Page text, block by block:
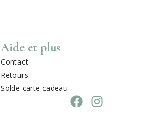
Aide et plus
Contact
Retours
Solde carte cadeau